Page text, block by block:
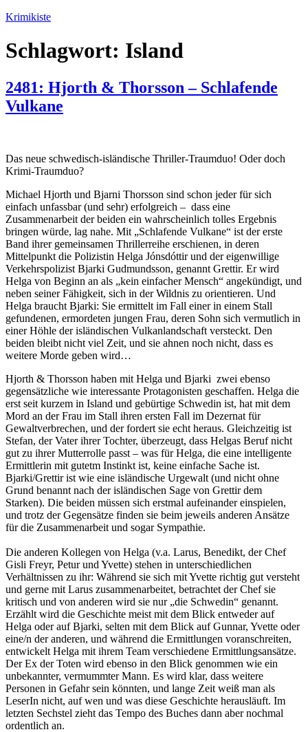
Zum
springen
Krimikiste
Schlagwort: Island
2481: Hjorth & Thorsson – Schlafende
Vulkane
Das neue schwedisch-isländische Thriller-Traumduo! Oder doch
Krimi-Traumduo?
Michael Hjorth und Bjarni Thorsson sind schon jeder für sich
einfach unfassbar (und sehr) erfolgreich – dass eine
Zusammenarbeit der beiden ein wahrscheinlich tolles Ergebnis
bringen würde, lag nahe. Mit „Schlafende Vulkane“ ist der erste
Band ihrer gemeinsamen Thrillerreihe erschienen, in deren
Mittelpunkt die Polizistin Helga Jónsdóttir und der eigenwillige
Verkehrspolizist Bjarki Gudmundsson, genannt Grettir. Er wird
Helga von Beginn an als „kein einfacher Mensch“ angekündigt, und
neben seiner Fähigkeit, sich in der Wildnis zu orientieren. Und
Helga braucht Bjarki: Sie ermittelt im Fall einer in einem Stall
gefundenen, ermordeten jungen Frau, deren Sohn sich vermutlich in
einer Höhle der isländischen Vulkanlandschaft versteckt. Den
beiden bleibt nicht viel Zeit, und sie ahnen noch nicht, dass es
weitere Morde geben wird…
Hjorth & Thorsson haben mit Helga und Bjarki zwei ebenso
gegensätzliche wie interessante Protagonisten geschaffen. Helga die
erst seit kurzem in Island und gebürtige Schwedin ist, hat mit dem
Mord an der Frau im Stall ihren ersten Fall im Dezernat für
Gewaltverbrechen, und der fordert sie echt heraus. Gleichzeitig ist
Stefan, der Vater ihrer Tochter, überzeugt, dass Helgas Beruf nicht
gut zu ihrer Mutterrolle passt – was für Helga, die eine intelligente
Ermittlerin mit gutetm Instinkt ist, keine einfache Sache ist.
Bjarki/Grettir ist wie eine isländische Urgewalt (und nicht ohne
Grund benannt nach der isländischen Sage von Grettir dem
Starken). Die beiden müssen sich erstmal aufeinander einspielen,
und trotz der Gegensätze finden sie beim jeweils anderen Ansätze
für die Zusammenarbeit und sogar Sympathie.
Die anderen Kollegen von Helga (v.a. Larus, Benedikt, der Chef
Gisli Freyr, Petur und Yvette) stehen in unterschiedlichen
Verhältnissen zu ihr: Während sie sich mit Yvette richtig gut versteht
und gerne mit Larus zusammenarbeitet, betrachtet der Chef sie
kritisch und von anderen wird sie nur „die Schwedin“ genannt.
Erzählt wird die Geschichte meist mit dem Blick entweder auf
Helga oder auf Bjarki, selten mit dem Blick auf Gunnar, Yvette oder
eine/n der anderen, und während die Ermittlungen voranschreiten,
entwickelt Helga mit ihrem Team verschiedene Ermittlungsansätze.
Der Ex der Toten wird ebenso in den Blick genommen wie ein
unbekannter, vermummter Mann. Es wird klar, dass weitere
Personen in Gefahr sein könnten, und lange Zeit weiß man als
LeserIn nicht, auf wen und was diese Geschichte herausläuft. Im
letzten Sechstel zieht das Tempo des Buches dann aber nochmal
ordentlich an.